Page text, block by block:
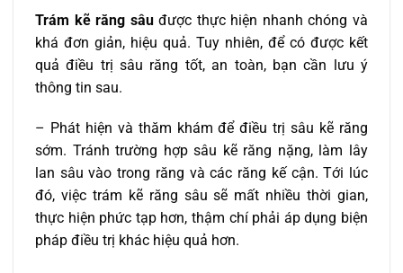
Trám kẽ răng sâuđược thực hiện nhanh chóng và
khá đơn giản, hiệu quả. Tuy nhiên, để có được kết
quả điều trị sâu răng tốt, an toàn, bạn cần lưu ý
thông tin sau.
– Phát hiện và thăm khám để điều trị sâu kẽ răng
sớm. Tránh trường hợp sâu kẽ răng nặng, làm lây
lan sâu vào trong răng và các răng kế cận. Tới lúc
đó, việc trám kẽ răng sâu sẽ mất nhiều thời gian,
thực hiện phức tạp hơn, thậm chí phải áp dụng biện
pháp điều trị khác hiệu quả hơn.